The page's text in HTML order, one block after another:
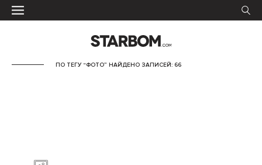
ПО ТЕГУ “ФОТО” НАЙДЕНО ЗАПИСЕЙ: 66